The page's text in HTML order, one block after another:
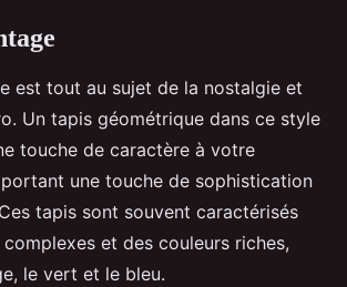
est tout au sujet de la nostalgie et
Un tapis géométrique dans ce style
touche de caractère à votre
une touche de sophistication
tapis sont souvent caractérisés
et des couleurs riches,
le vert et le bleu.